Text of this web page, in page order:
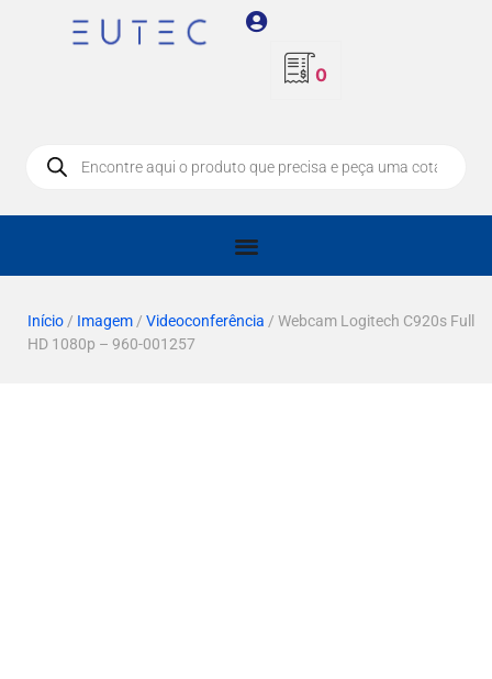
0
Início / Imagem / Videoconferência / Webcam Logitech C920s Full
HD 1080p – 960-001257